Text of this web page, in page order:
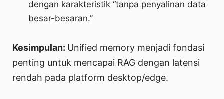
dengan karakteristik “tanpa penyalinan data
besar-besaran.”
Kesimpulan: Unified memory menjadi fondasi
penting untuk mencapai RAG dengan latensi
rendah pada platform desktop/edge.